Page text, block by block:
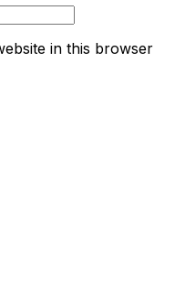
in this browser